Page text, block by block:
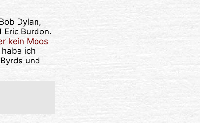
Dylan,
Eric Burdon.
kein Moos
habe ich
und